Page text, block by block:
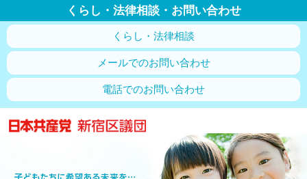
くらし・法律相談・お問い合わせ
くらし・法律相談
メールでのお問い合わせ
電話でのお問い合わせ